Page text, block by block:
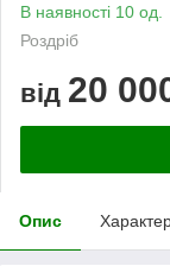
В наявності 10 од.
Роздріб
від 20
Опис